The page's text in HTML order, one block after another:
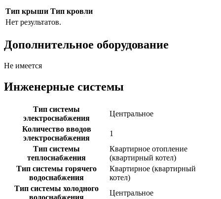
Тип крыши Тип кровли
Нет результатов.
Дополнительное оборудование
Не имеется
Инженерные системы
Тип системы
электроснабжения
Центральное
Количество вводов
электроснабжения
1
Тип системы
теплоснабжения
Квартирное отопление
(квартирный котел)
Тип системы горячего
водоснабжения
Квартирное (квартирный
котел)
Тип системы холодного
водоснабжения
Центральное